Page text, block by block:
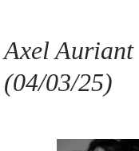
Axel Auriant
(04/03/25)